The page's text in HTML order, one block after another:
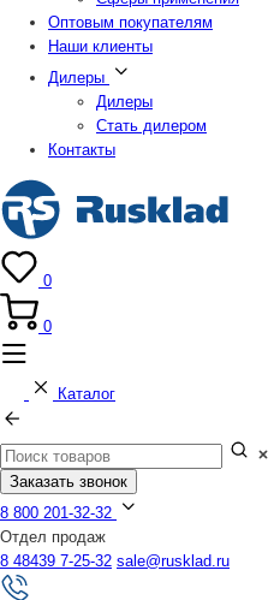
Оптовым покупателям
Наши клиенты
Дилеры
Дилеры
Стать дилером
Контакты
0
0
Каталог
Заказать звонок
8 800 201-32-32
Отдел продаж
8 48439 7-25-32 sale@rusklad.ru